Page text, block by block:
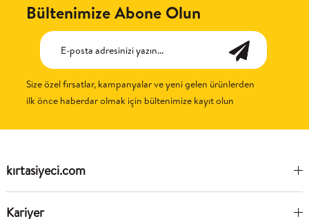
Bültenimize Abone Olun
Size özel fırsatlar, kampanyalar ve yeni gelen ürünlerden
ilk önce haberdar olmak için bültenimize kayıt olun
kırtasiyeci.com
Kariyer